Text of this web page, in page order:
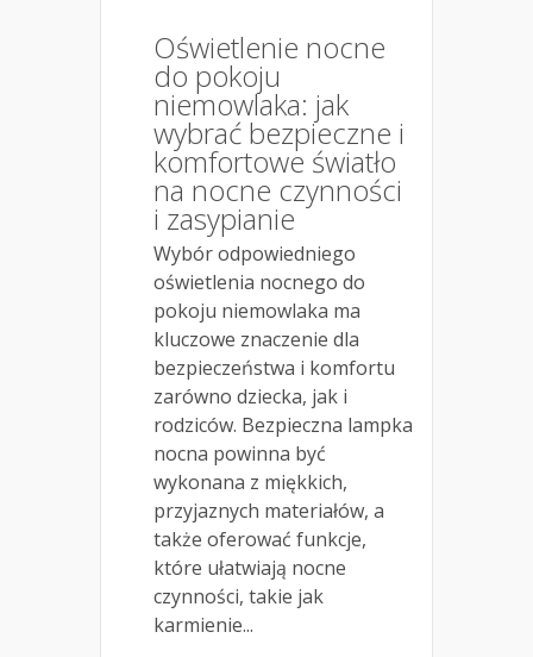
Oświetlenie nocne
do pokoju
niemowlaka: jak
wybrać bezpieczne i
komfortowe światło
na nocne czynności
i zasypianie
Wybór odpowiedniego
oświetlenia nocnego do
pokoju niemowlaka ma
kluczowe znaczenie dla
bezpieczeństwa i komfortu
zarówno dziecka, jak i
rodziców. Bezpieczna lampka
nocna powinna być
wykonana z miękkich,
przyjaznych materiałów, a
także oferować funkcje,
które ułatwiają nocne
czynności, takie jak
karmienie...